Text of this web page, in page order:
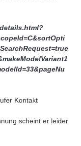
Kontakt
scheint er leider